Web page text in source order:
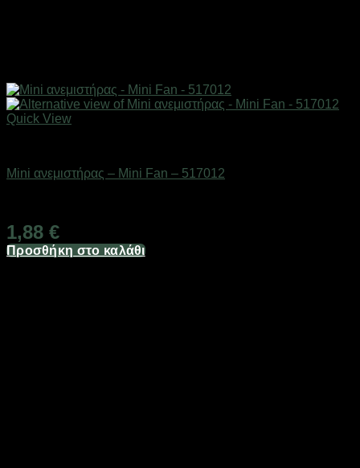
Quick View
Mini ανεμιστήρας – Mini Fan – 517012
1,88 €
Προσθήκη στο καλάθι